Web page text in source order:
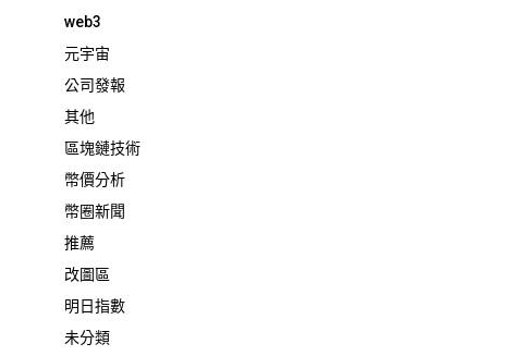
web3
元宇宙
公司發報
其他
區塊鏈技術
幣價分析
幣圈新聞
推薦
改圖區
明日指數
未分類